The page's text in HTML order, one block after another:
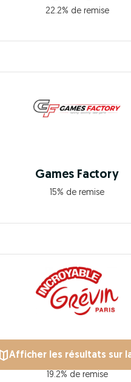
Afficher les résultats sur
22.2% de remise
Games Factory
15% de remise
Grévin Paris (Musée
19.2% de remise